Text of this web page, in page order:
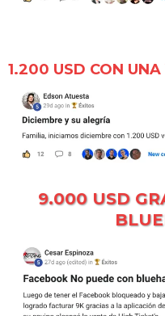
1.200 USD CON
9.000 USD